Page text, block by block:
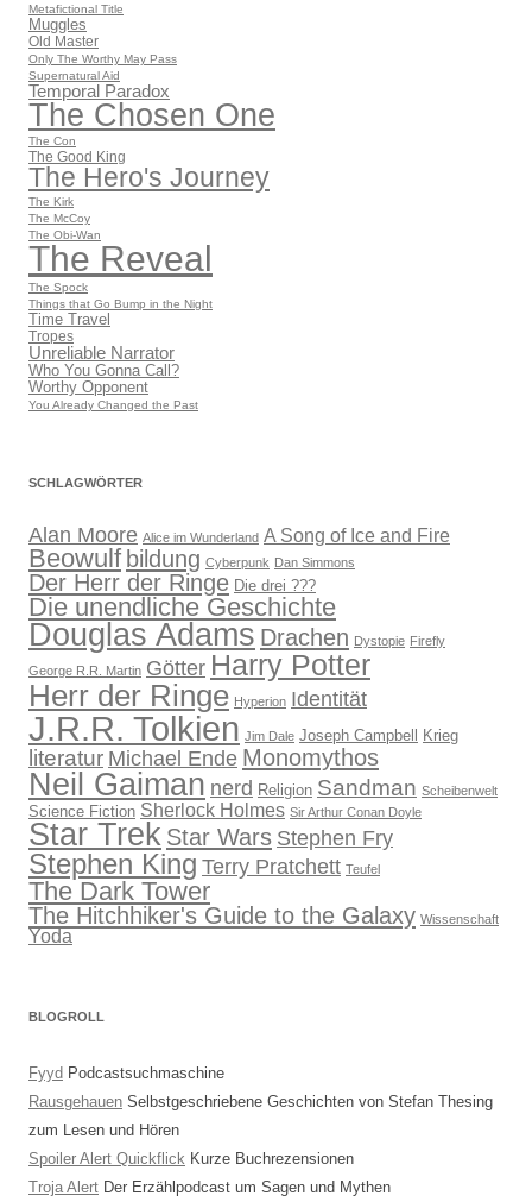
Metafictional Title
Muggles
Old Master
Only The Worthy May Pass
Supernatural Aid
Temporal Paradox
The Chosen One
The Con
The Good King
The Hero's Journey
The Kirk
The McCoy
The Obi-Wan
The Reveal
The Spock
Things that Go Bump in the Night
Time Travel
Tropes
Unreliable Narrator
Who You Gonna Call?
Worthy Opponent
You Already Changed the Past
SCHLAGWÖRTER
Alan Moore Alice im Wunderland A Song of Ice and Fire
Beowulf bildung Cyberpunk Dan Simmons
Der Herr der Ringe Die drei ???
Die unendliche Geschichte
Douglas Adams Drachen Dystopie Firefly
George R.R. Martin Götter Harry Potter
Herr der Ringe Hyperion Identität
J.R.R. Tolkien Jim Dale Joseph Campbell Krieg
literatur Michael Ende Monomythos
Neil Gaiman nerd Religion Sandman Scheibenwelt
Science Fiction Sherlock Holmes Sir Arthur Conan Doyle
Star Trek Star Wars Stephen Fry
Stephen King Terry Pratchett Teufel
The Dark Tower
The Hitchhiker's Guide to the Galaxy Wissenschaft
Yoda
BLOGROLL
Fyyd Podcastsuchmaschine
Rausgehauen Selbstgeschriebene Geschichten von Stefan Thesing
zum Lesen und Hören
Spoiler Alert Quickflick Kurze Buchrezensionen
Troja Alert Der Erzählpodcast um Sagen und Mythen